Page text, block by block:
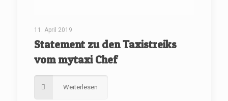
11. April 2019
Statement zu den Taxistreiks
vom mytaxi Chef
Weiterlesen